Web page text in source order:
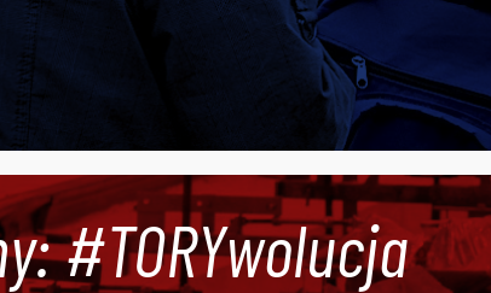
#TORYwolucja